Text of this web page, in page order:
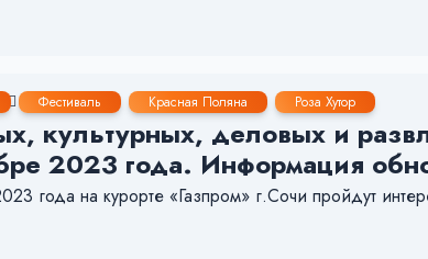
Фестиваль Красная Поляна Роза Хутор
1337
культурных, деловых и
2023 года. Информация
года на курорте «Газпром» г.Сочи пройдут